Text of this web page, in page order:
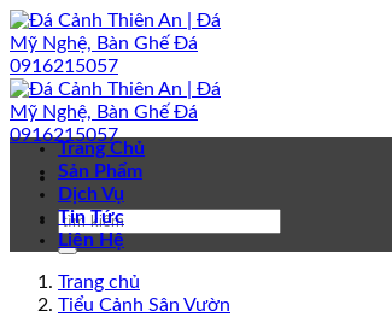
Bỏ
qua
nội
dung
Trang Chủ
Sản Phẩm
Dịch Vụ
Tin Tức
Liên Hệ
Trang chủ
Tiểu Cảnh Sân Vườn